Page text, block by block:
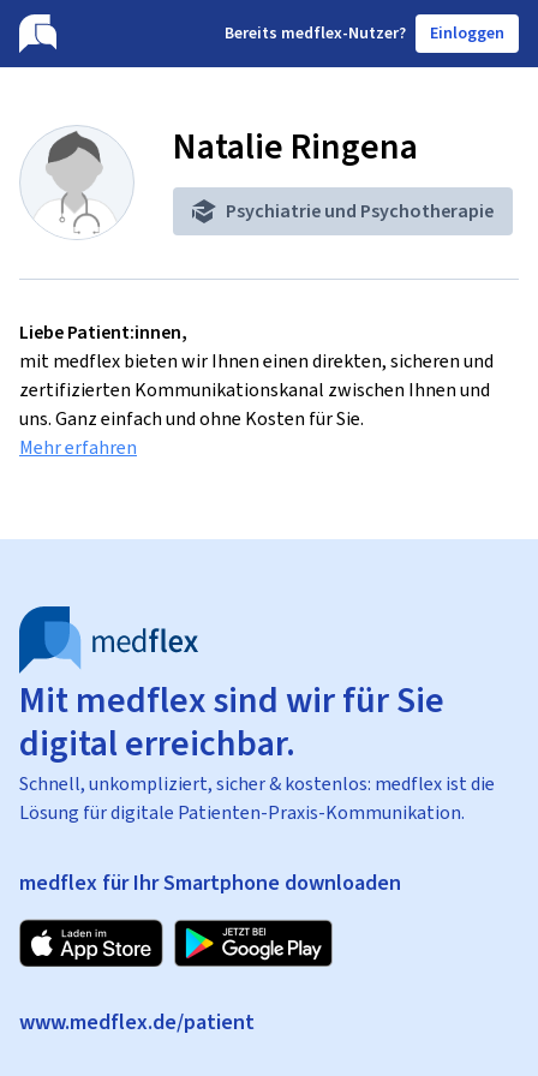
Bereits medflex-Nutzer? Einloggen
Natalie Ringena
Psychiatrie und Psychotherapie
Liebe Patient:innen,
mit medflex bieten wir Ihnen einen direkten, sicheren und
zertifizierten Kommunikationskanal zwischen Ihnen und
uns. Ganz einfach und ohne Kosten für Sie.
Mehr erfahren
Mit medflex sind wir für Sie
digital erreichbar.
Schnell, unkompliziert, sicher & kostenlos: medflex ist die
Lösung für digitale Patienten-Praxis-Kommunikation.
medflex für Ihr Smartphone downloaden
www.medflex.de/patient